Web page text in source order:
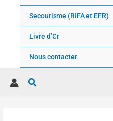
Secourisme (RIFA et EFR)
Livre d’Or
Nous contacter
Rechercher